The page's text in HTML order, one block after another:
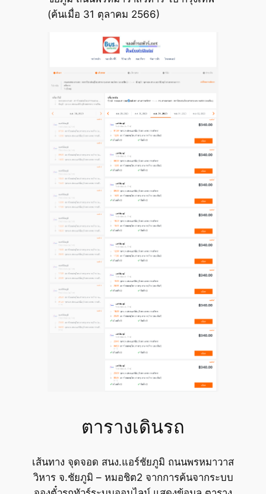
(ค้นเมื่อ 31 ตุลาคม 2566)
ตารางเดินรถ
เส้นทาง จุดจอด สนง.แอร์ชัยภูมิ ถนนพรหมาวาส
วิหาร จ.ชัยภูมิ – หมอชิต2 จากการค้นจากระบบ